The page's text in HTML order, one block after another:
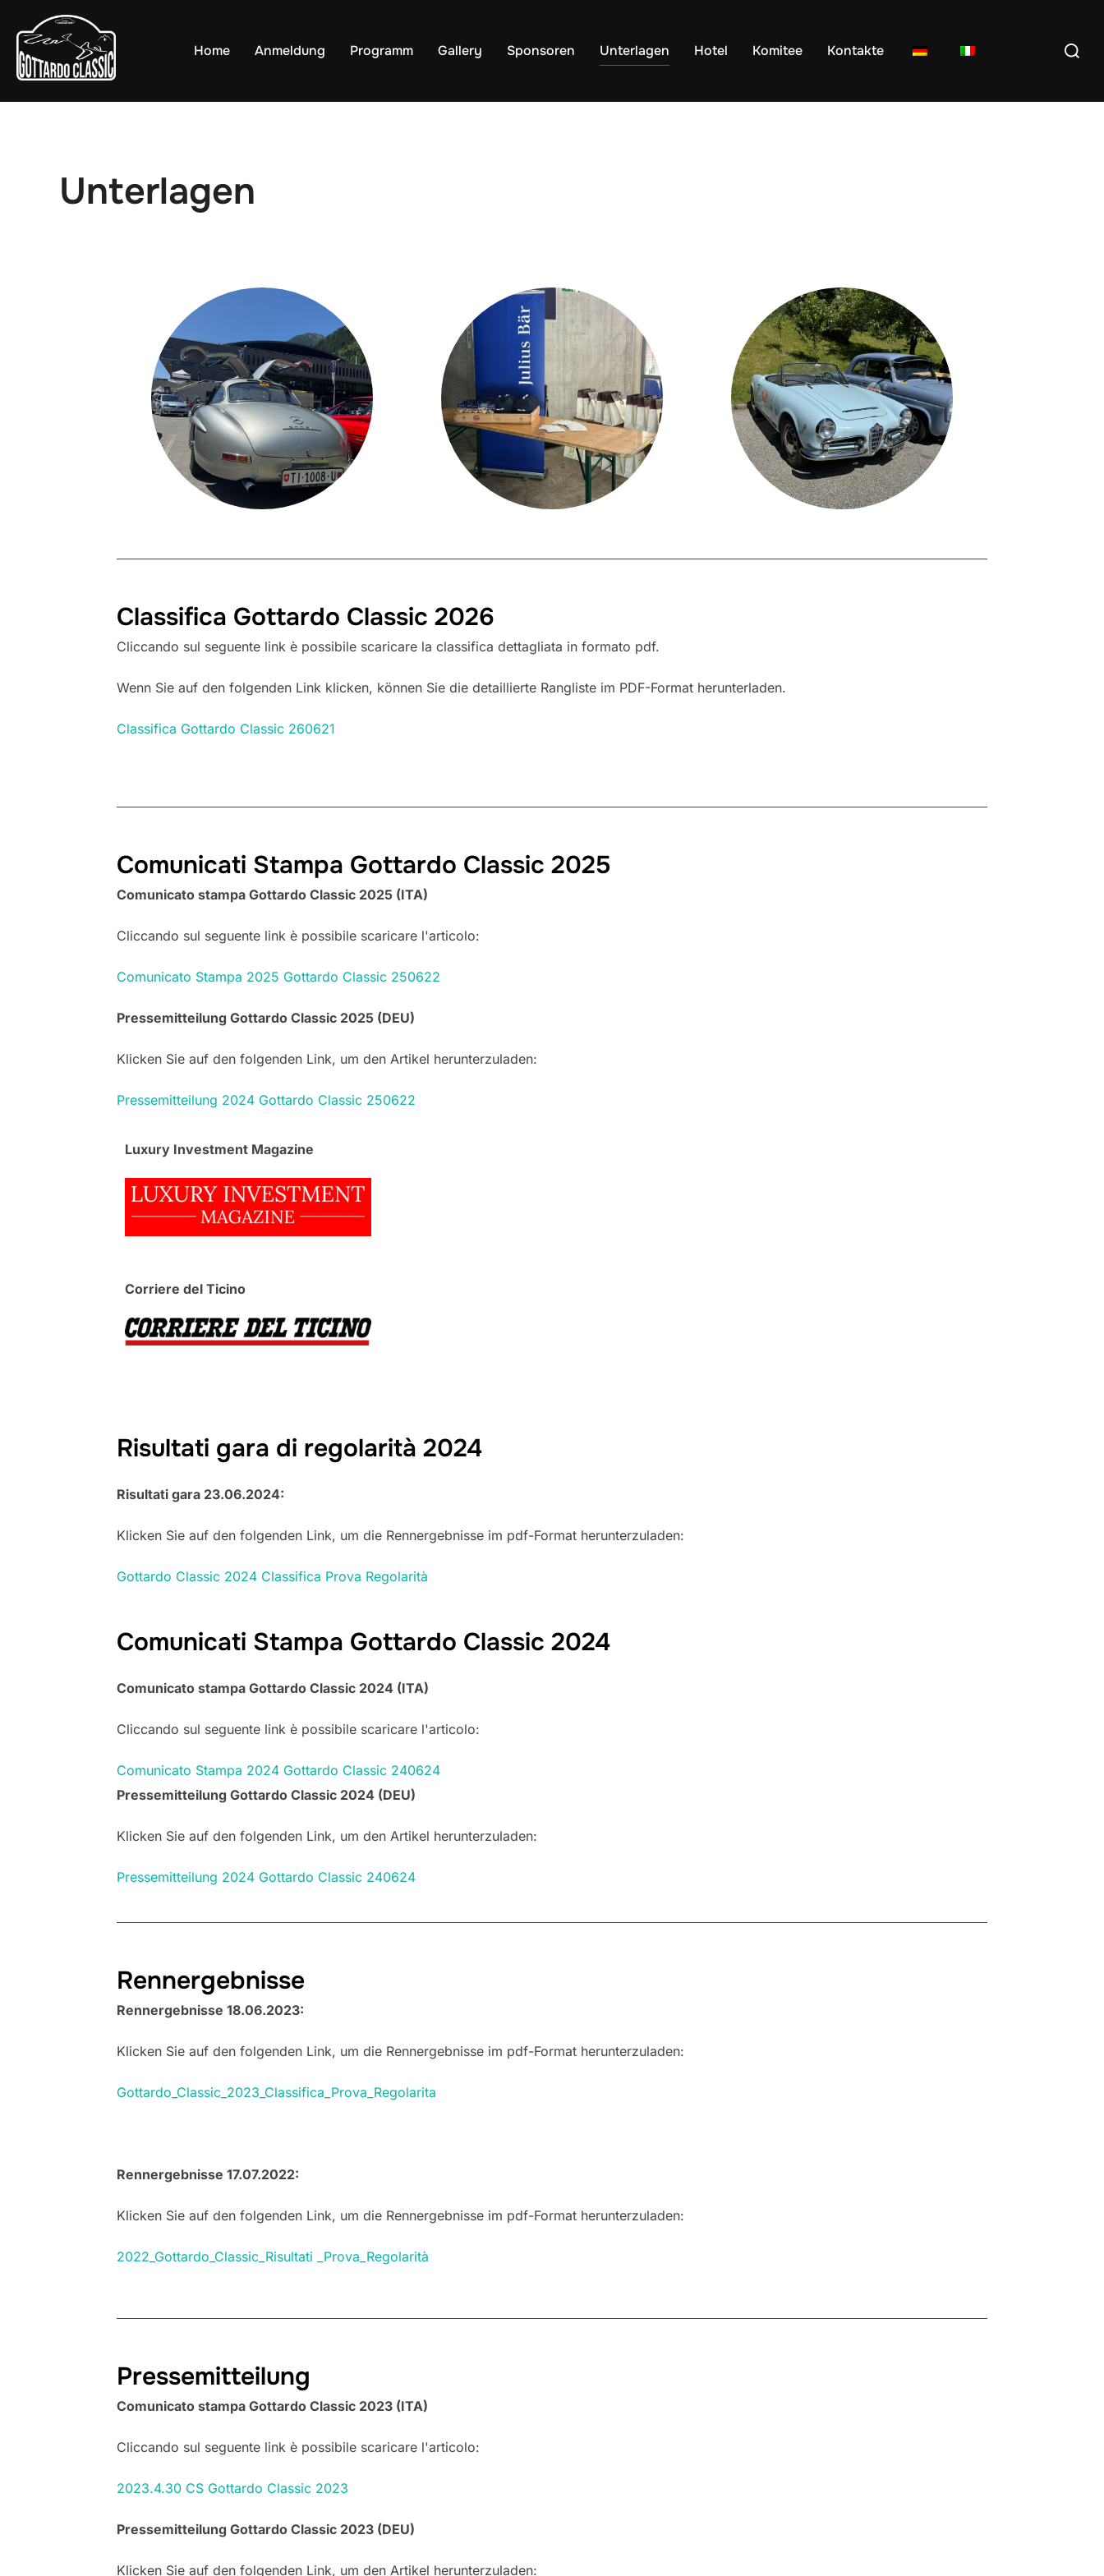
Inhalten
springen
Home Anmeldung Programm Gallery Sponsoren Unterlagen Hotel Komitee Kontakte
Suchen
nach:
Unterlagen
Classifica Gottardo Classic 2026
Cliccando sul seguente link è possibile scaricare la classifica dettagliata in formato pdf.
Wenn Sie auf den folgenden Link klicken, können Sie die detaillierte Rangliste im PDF-Format herunterladen.
Classifica Gottardo Classic 260621
Comunicati Stampa Gottardo Classic 2025
Comunicato stampa Gottardo Classic 2025 (ITA)
Cliccando sul seguente link è possibile scaricare l'articolo:
Comunicato Stampa 2025 Gottardo Classic 250622
Pressemitteilung Gottardo Classic 2025 (DEU)
Klicken Sie auf den folgenden Link, um den Artikel herunterzuladen:
Pressemitteilung 2024 Gottardo Classic 250622
Luxury Investment Magazine
Corriere del Ticino
Risultati gara di regolarità 2024
Risultati gara 23.06.2024:
Klicken Sie auf den folgenden Link, um die Rennergebnisse im pdf-Format herunterzuladen:
Gottardo Classic 2024 Classifica Prova Regolarità
Comunicati Stampa Gottardo Classic 2024
Comunicato stampa Gottardo Classic 2024 (ITA)
Cliccando sul seguente link è possibile scaricare l'articolo:
Comunicato Stampa 2024 Gottardo Classic 240624
Pressemitteilung Gottardo Classic 2024 (DEU)
Klicken Sie auf den folgenden Link, um den Artikel herunterzuladen:
Pressemitteilung 2024 Gottardo Classic 240624
Rennergebnisse
Rennergebnisse 18.06.2023:
Klicken Sie auf den folgenden Link, um die Rennergebnisse im pdf-Format herunterzuladen:
Gottardo_Classic_2023_Classifica_Prova_Regolarita
Rennergebnisse 17.07.2022:
Klicken Sie auf den folgenden Link, um die Rennergebnisse im pdf-Format herunterzuladen:
2022_Gottardo_Classic_Risultati _Prova_Regolarità
Pressemitteilung
Comunicato stampa Gottardo Classic 2023 (ITA)
Cliccando sul seguente link è possibile scaricare l'articolo:
2023.4.30 CS Gottardo Classic 2023
Pressemitteilung Gottardo Classic 2023 (DEU)
Klicken Sie auf den folgenden Link, um den Artikel herunterzuladen: